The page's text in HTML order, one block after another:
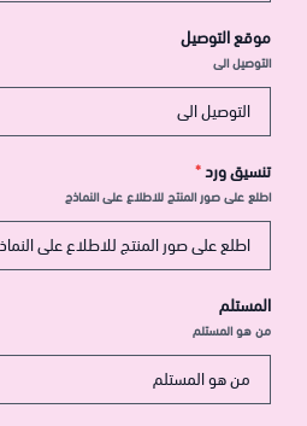
موقع التوصيل
التوصيل الى
تنسيق ورد*
اطلع على صور المنتج للاطلاع على النماذج
المستلم
من هو المستلم